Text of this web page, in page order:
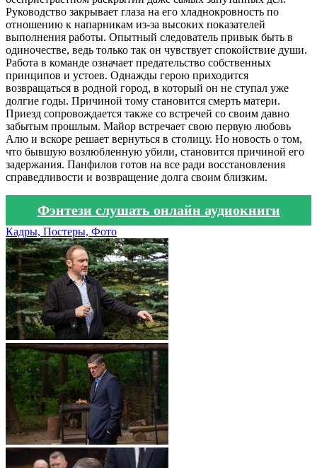
Руководство закрывает глаза на его хладнокровность по
отношению к напарникам из-за высоких показателей
выполнения работы. Опытный следователь привык быть в
одиночестве, ведь только так он чувствует спокойствие души.
Работа в команде означает предательство собственных
принципов и устоев. Однажды герою приходится
возвращаться в родной город, в который он не ступал уже
долгие годы. Причиной тому становится смерть матери.
Приезд сопровождается также со встречей со своим давно
забытым прошлым. Майор встречает свою первую любовь
Алю и вскоре решает вернуться в столицу. Но новость о том,
что бывшую возлюбленную убили, становится причиной его
задержания. Панфилов готов на все ради восстановления
справедливости и возвращение долга своим близким.
Фэнтези слушать онлайн аудиокниги
Кадры, Постеры, Фото